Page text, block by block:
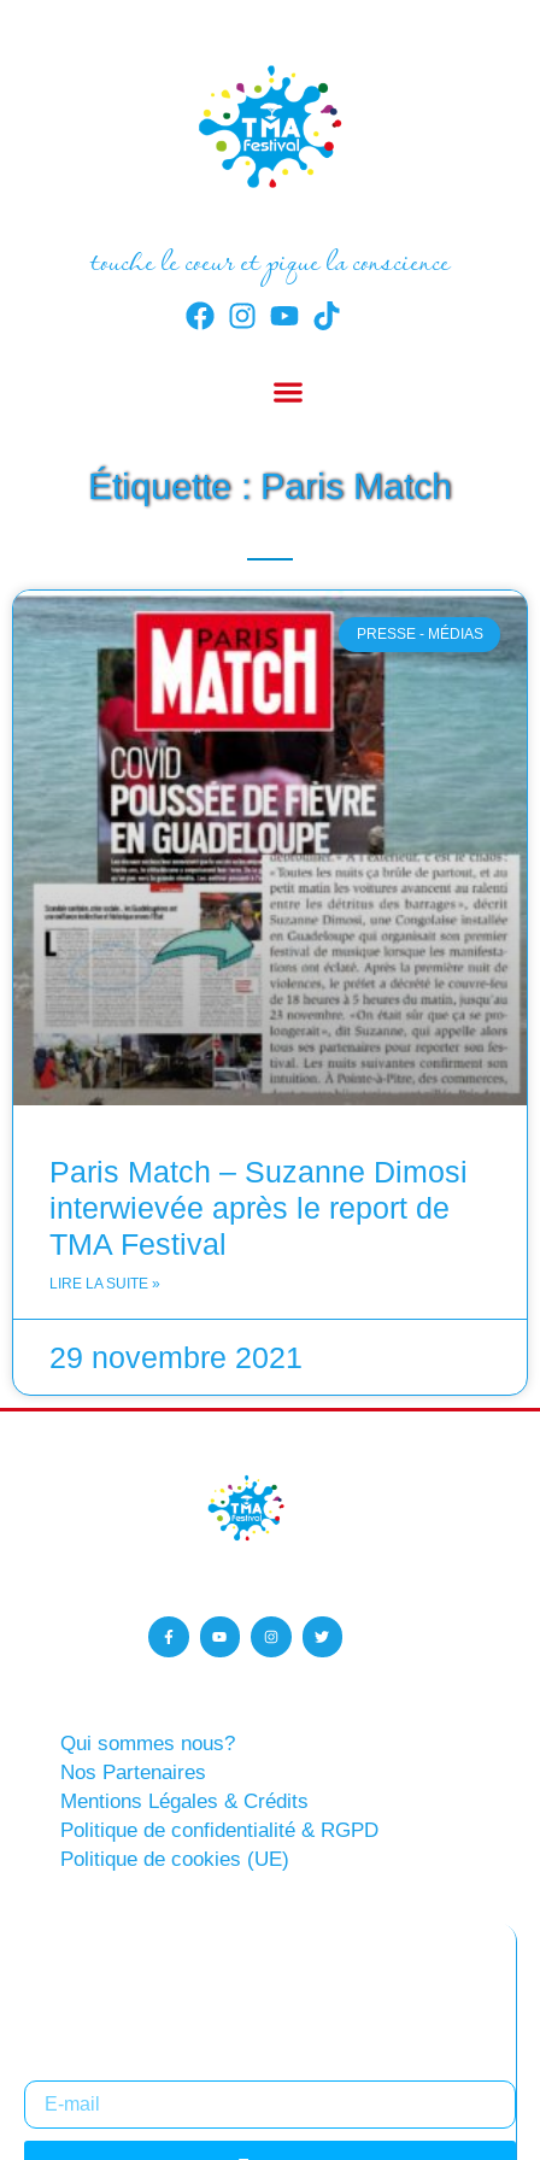
touche le coeur et pique la conscience
Étiquette : Paris Match
PRESSE - MÉDIAS
Paris Match – Suzanne Dimosi
interwievée après le report de
TMA Festival
LIRE LA SUITE »
29 novembre 2021
Qui sommes nous?
Nos Partenaires
Mentions Légales & Crédits
Politique de confidentialité & RGPD
Politique de cookies (UE)